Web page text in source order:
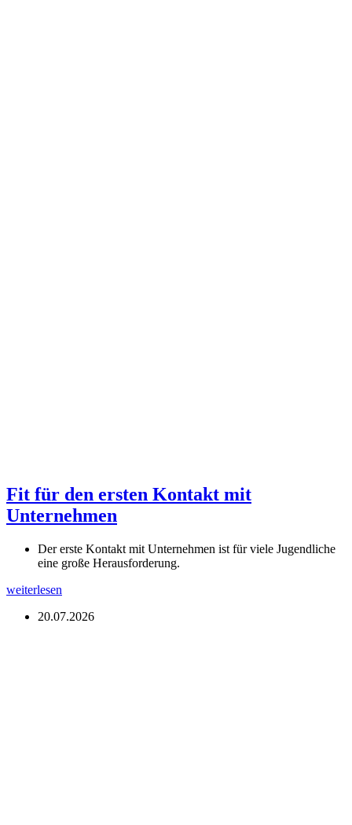
Fit für den ersten Kontakt mit
Unternehmen
Der erste Kontakt mit Unternehmen ist für viele Jugendliche
eine große Herausforderung.
weiterlesen
20.07.2026